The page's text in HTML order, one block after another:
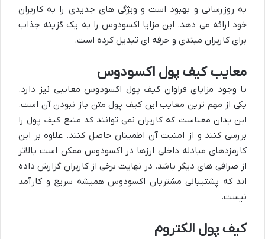
به روزرسانی و بهبود است و ویژگی های جدیدی را به کاربران
خود ارائه می دهد. این مزایا اکسودوس را به یک گزینه جذاب
برای کاربران مبتدی و حرفه ای تبدیل کرده است.
معایب کیف پول اکسودوس
با وجود مزایای فراوان کیف پول اکسودوس معایبی نیز دارد.
یکی از مهم ترین معایب این کیف پول متن باز نبودن آن است.
این بدان معناست که کاربران نمی توانند کد منبع کیف پول را
بررسی کنند و از امنیت آن اطمینان حاصل کنند. علاوه بر این
کارمزدهای مبادله داخلی ارزها در اکسودوس ممکن است بالاتر
از صرافی های دیگر باشد. در نهایت برخی از کاربران گزارش داده
اند که پشتیبانی مشتریان اکسودوس همیشه سریع و کارآمد
نیست.
کیف پول الکتروم